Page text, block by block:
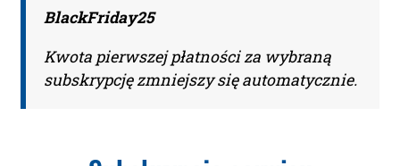
BlackFriday25
Kwota pierwszej płatności za wybraną
subskrypcję zmniejszy się automatycznie.